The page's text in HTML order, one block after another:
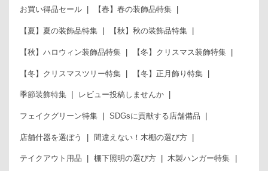
お買い得品セール 【春】春の装飾品特集
【夏】夏の装飾品特集 【秋】秋の装飾品特集
【秋】ハロウィン装飾品特集 【冬】クリスマス装飾特集
【冬】クリスマスツリー特集 【冬】正月飾り特集
季節装飾特集 レビュー投稿しませんか
フェイクグリーン特集 SDGsに貢献する店舗備品
店舗什器を選ぼう 間違えない！木棚の選び方
テイクアウト用品 棚下照明の選び方 木製ハンガー特集